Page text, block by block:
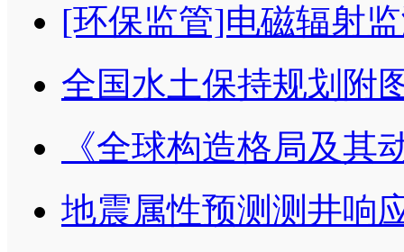
[环保监管]电磁辐射
全国水土保持规划附
《全球构造格局及其
地震属性预测测井响